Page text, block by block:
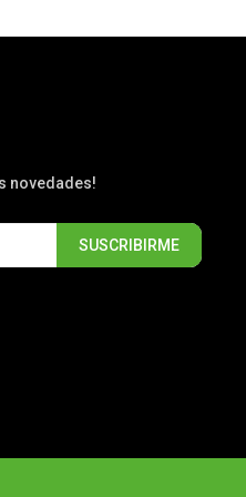
novedades!
SUSCRIBIRME